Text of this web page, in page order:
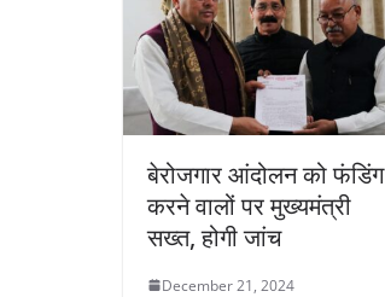
बेरोजगार आंदोलन को फंडिंग
करने वालों पर मुख्यमंत्री
सख्त, होगी जांच
December 21, 2024